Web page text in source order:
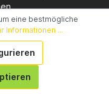
eine bestmögliche
Informationen ...